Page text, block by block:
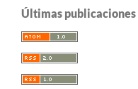
Últimas publicaciones